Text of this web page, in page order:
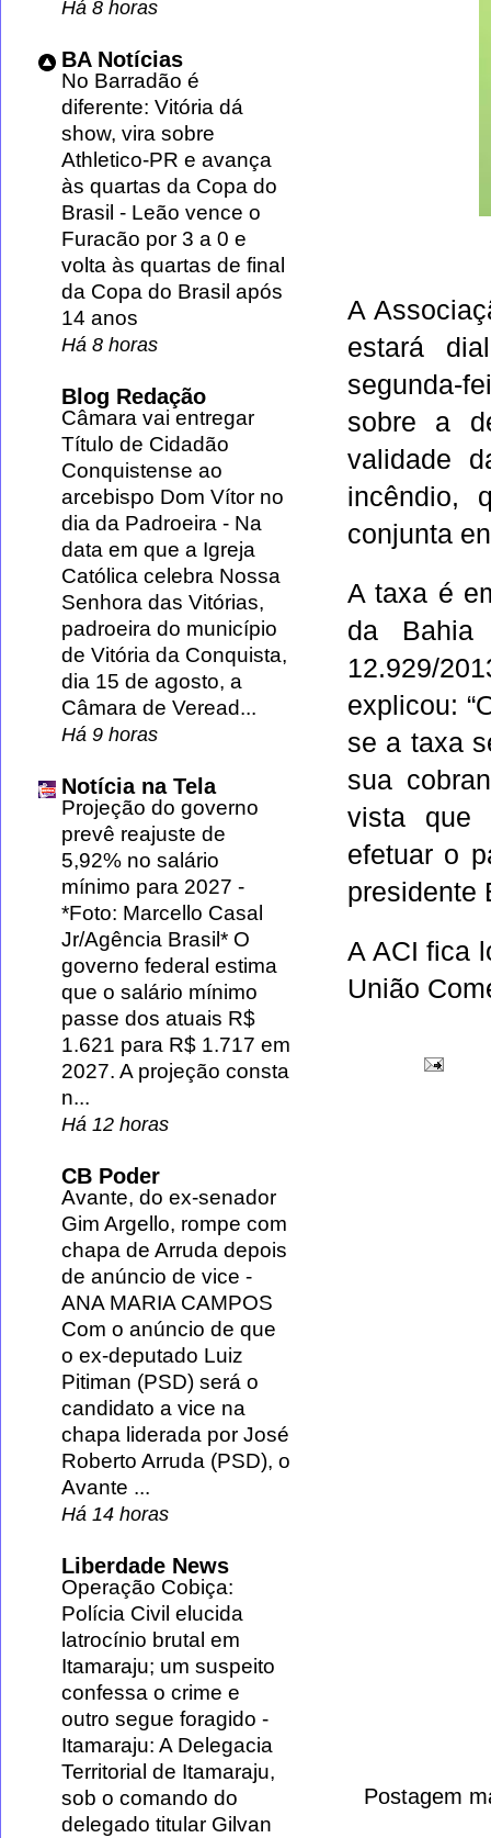
A
estará
segunda-
sobre a
validade
incêndio,
conjunta
A taxa é
da Bahia
12.929/
explicou:
se a taxa
sua
vista que
efetuar o
presidente
A ACI fica
União
Postagem
Há 8 horas
BA Notícias
No Barradão é
diferente: Vitória dá
show, vira sobre
Athletico-PR e avança
às quartas da Copa do
Brasil - Leão vence o
Furacão por 3 a 0 e
volta às quartas de final
da Copa do Brasil após
14 anos
Há 8 horas
Blog Redação
Câmara vai entregar
Título de Cidadão
Conquistense ao
arcebispo Dom Vítor no
dia da Padroeira - Na
data em que a Igreja
Católica celebra Nossa
Senhora das Vitórias,
padroeira do município
de Vitória da Conquista,
dia 15 de agosto, a
Câmara de Veread...
Há 9 horas
Notícia na Tela
Projeção do governo
prevê reajuste de
5,92% no salário
mínimo para 2027 -
*Foto: Marcello Casal
Jr/Agência Brasil* O
governo federal estima
que o salário mínimo
passe dos atuais R$
1.621 para R$ 1.717 em
2027. A projeção consta
n...
Há 12 horas
CB Poder
Avante, do ex-senador
Gim Argello, rompe com
chapa de Arruda depois
de anúncio de vice -
ANA MARIA CAMPOS
Com o anúncio de que
o ex-deputado Luiz
Pitiman (PSD) será o
candidato a vice na
chapa liderada por José
Roberto Arruda (PSD), o
Avante ...
Há 14 horas
Liberdade News
Operação Cobiça:
Polícia Civil elucida
latrocínio brutal em
Itamaraju; um suspeito
confessa o crime e
outro segue foragido -
Itamaraju: A Delegacia
Territorial de Itamaraju,
sob o comando do
delegado titular Gilvan